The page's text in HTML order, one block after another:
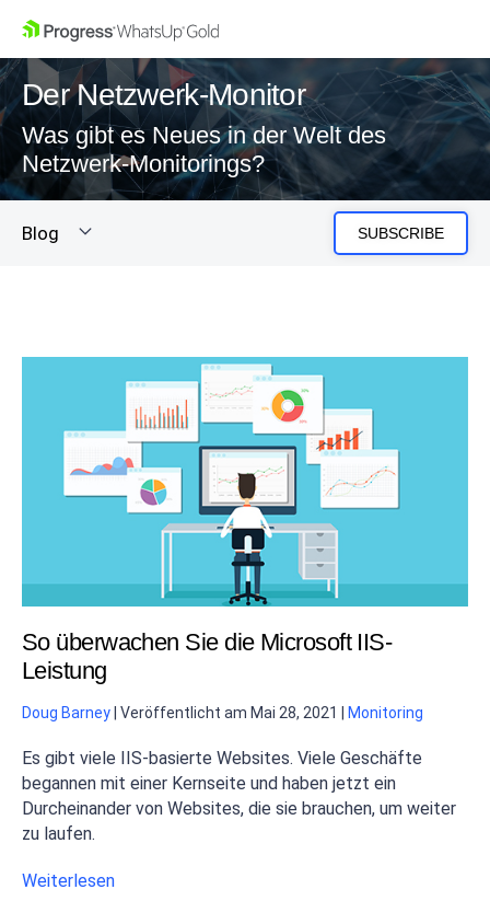
Der Netzwerk-Monitor
Was gibt es Neues in der Welt des
Netzwerk-Monitorings?
Blog SUBSCRIBE
So überwachen Sie die Microsoft IIS-
Leistung
Doug Barney Veröffentlicht am Mai 28, 2021 Monitoring
Es gibt viele IIS-basierte Websites. Viele Geschäfte
begannen mit einer Kernseite und haben jetzt ein
Durcheinander von Websites, die sie brauchen, um weiter
zu laufen.
Weiterlesen